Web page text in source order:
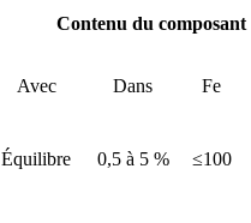
Contenu du composant
Avec Dans Fe
Équilibre 0,5 à 5 % ≤100